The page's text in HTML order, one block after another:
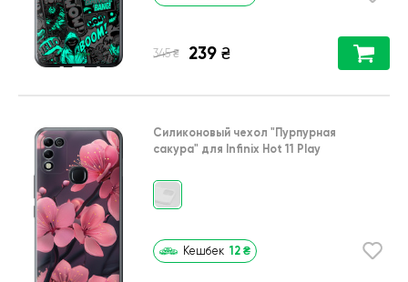
345 ₴ 239 ₴
Силиконовый чехол "Пурпурная
сакура" для Infinix Hot 11 Play
Кешбек 12 ₴